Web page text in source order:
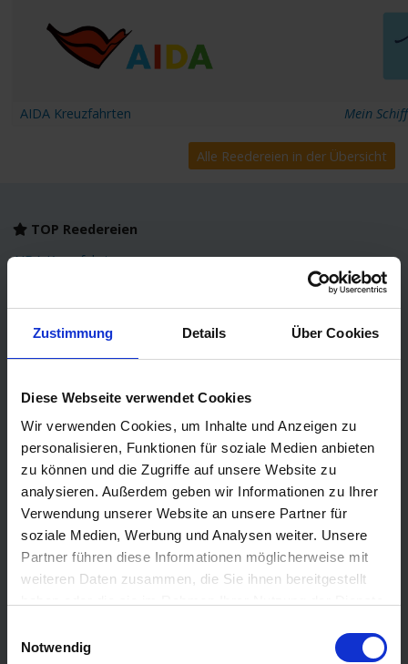
Zustimmung Details Über Cookies
Diese Webseite verwendet Cookies
Wir verwenden Cookies, um Inhalte und Anzeigen zu
personalisieren, Funktionen für soziale Medien anbieten
zu können und die Zugriffe auf unsere Website zu
analysieren. Außerdem geben wir Informationen zu Ihrer
Verwendung unserer Website an unsere Partner für
soziale Medien, Werbung und Analysen weiter. Unsere
Partner führen diese Informationen möglicherweise mit
weiteren Daten zusammen, die Sie ihnen bereitgestellt
Notwendig
AIDA Kreuzfahrten Mein Schiff
Alle Reedereien in der Übersicht
TOP Reedereien
AIDA Kreuzfahrten
Costa Kreuzfahrten
Cunard
Hapag Lloyd
Hurtigruten
Holland America Line
Plantours Kreuzfahrten
TOP Reiseziele
Karibik Kreuzfahrt
Kreuzfahrt Mittelmeer